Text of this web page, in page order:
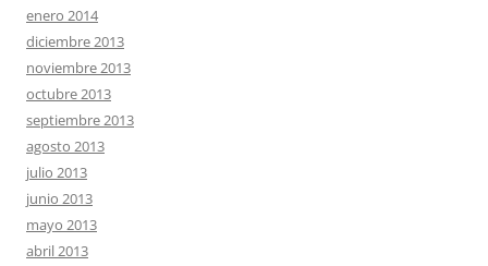
enero 2014
diciembre 2013
noviembre 2013
octubre 2013
septiembre 2013
agosto 2013
julio 2013
junio 2013
mayo 2013
abril 2013